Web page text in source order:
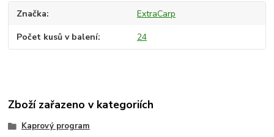
Značka ExtraCarp
Počet kusů v balení 24
Zboží zařazeno v kategoriích
Kaprový program